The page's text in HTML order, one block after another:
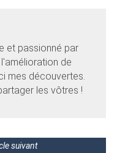
et passionné par
de
mes découvertes.
les vôtres !
suivant